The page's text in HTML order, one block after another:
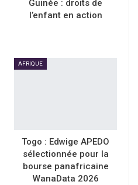
Guinée : droits de
l’enfant en action
AFRIQUE
Togo : Edwige APEDO
sélectionnée pour la
bourse panafricaine
WanaData 2026